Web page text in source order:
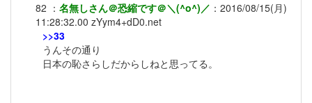
82 ： 名無しさん＠恐縮です＠＼(^o^)／ ： 2016/08/15(月)
11:28:32.00 zYym4+dD0.net
>>33
うんその通り
日本の恥さらしだからしねと思ってる。